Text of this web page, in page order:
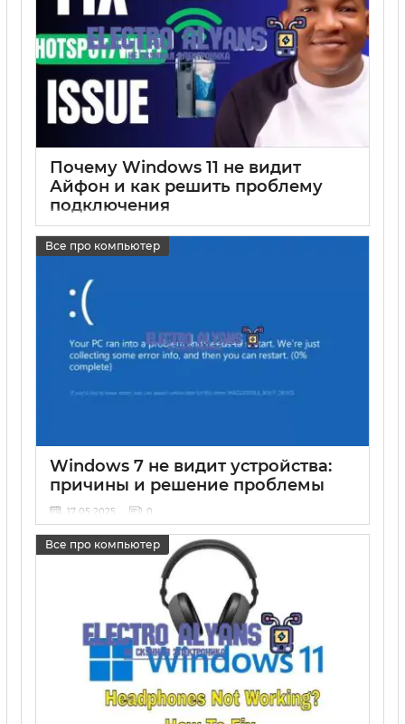
Почему Windows 11 не видит
Айфон и как решить проблему
подключения
Все про компьютер
Windows 7 не видит устройства:
причины и решение проблемы
17 05 2025 0
Все про компьютер